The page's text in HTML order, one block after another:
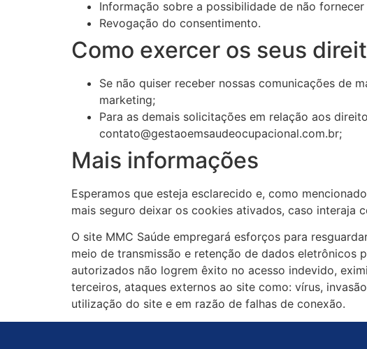
Informação sobre a possibilidade de não
Revogação do consentimento.
Como exercer os seus
Se não quiser receber nossas comunicações de
marketing;
Para as demais solicitações em relação aos
contato@gestaoemsaudeocupacional.com.br;
Mais informações
Esperamos que esteja esclarecido e, como
mais seguro deixar os cookies ativados, caso interaja
O site MMC Saúde empregará esforços para
meio de transmissão e retenção de dados eletrônicos
autorizados não logrem êxito no acesso indevido,
terceiros, ataques externos ao site como: vírus,
utilização do site e em razão de falhas de conexão.